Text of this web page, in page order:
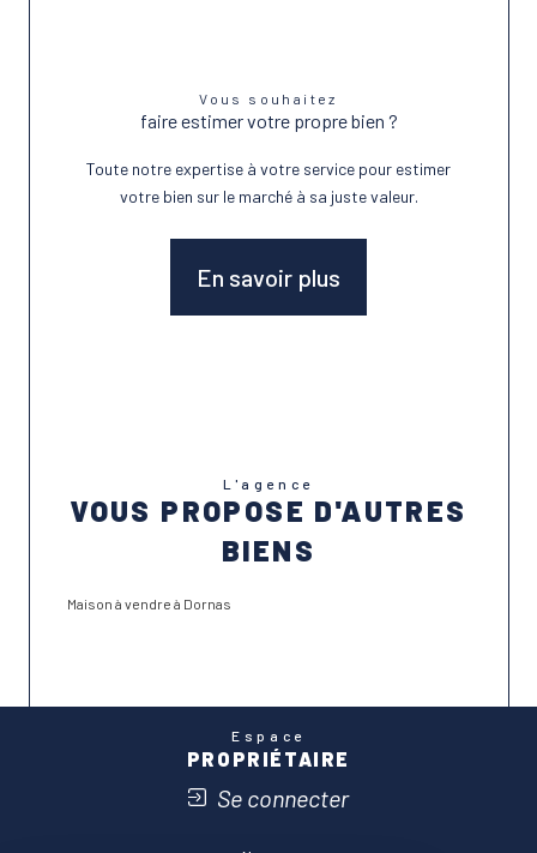
Vous souhaitez
faire estimer votre propre bien ?
Toute notre expertise à votre service pour estimer
votre bien sur le marché à sa juste valeur.
En savoir plus
L'agence
VOUS PROPOSE D'AUTRES
BIENS
Maison à vendre à Dornas
Espace
PROPRIÉTAIRE
Se connecter